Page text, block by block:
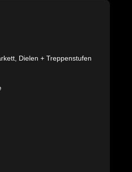
Dielen + Treppenstufen